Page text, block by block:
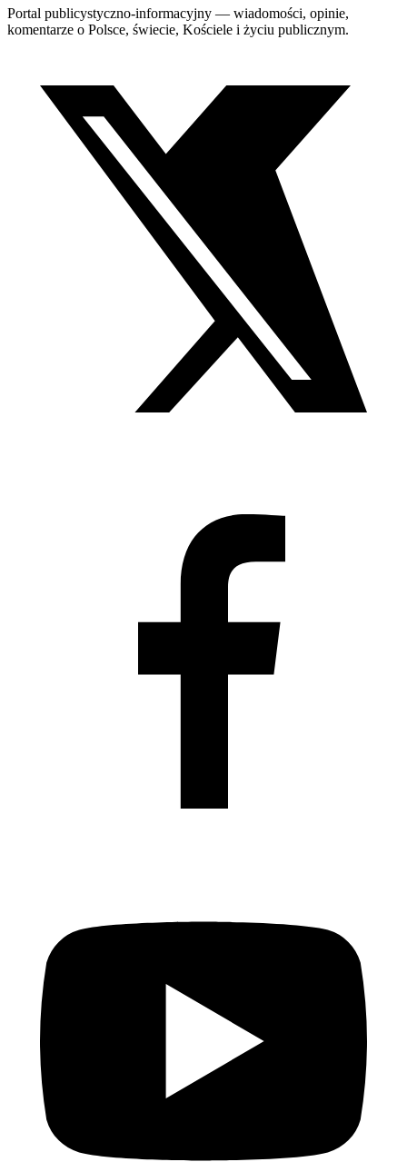
Portal publicystyczno-informacyjny — wiadomości, opinie,
komentarze o Polsce, świecie, Kościele i życiu publicznym.